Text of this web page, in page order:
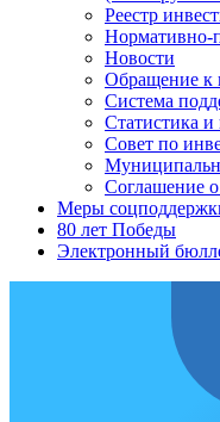
Реестр
Нормативно-
Новости
Обращение к
Система
Статистика и
Совет по
Соглашение о
Меры
80 лет Победы
Электронный